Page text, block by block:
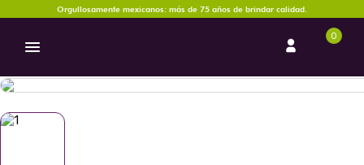
Orgullosamente mexicanos: más de 75 años de brindar calidad.
0